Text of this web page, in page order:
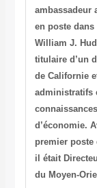
ambassadeur
en poste
William J.
titulaire d’un
de Californie
administratifs
d’économie.
premier poste
il était
du Moyen-